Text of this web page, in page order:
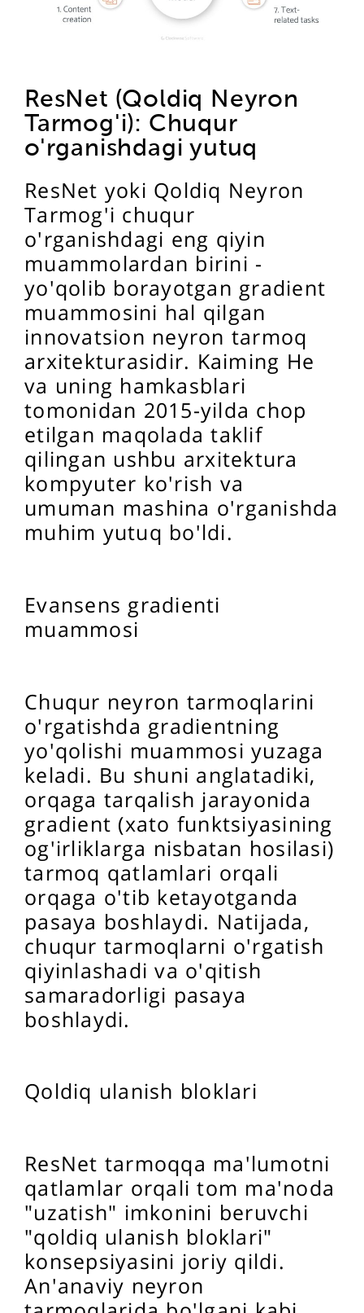
ResNet (Qoldiq Neyron
Tarmog'i): Chuqur
o'rganishdagi yutuq
ResNet yoki Qoldiq Neyron
Tarmog'i chuqur
o'rganishdagi eng qiyin
muammolardan birini -
yo'qolib borayotgan gradient
muammosini hal qilgan
innovatsion neyron tarmoq
arxitekturasidir. Kaiming He
va uning hamkasblari
tomonidan 2015-yilda chop
etilgan maqolada taklif
qilingan ushbu arxitektura
kompyuter ko'rish va
umuman mashina o'rganishda
muhim yutuq bo'ldi.
Evansens gradienti
muammosi
Chuqur neyron tarmoqlarini
o'rgatishda gradientning
yo'qolishi muammosi yuzaga
keladi. Bu shuni anglatadiki,
orqaga tarqalish jarayonida
gradient (xato funktsiyasining
og'irliklarga nisbatan hosilasi)
tarmoq qatlamlari orqali
orqaga o'tib ketayotganda
pasaya boshlaydi. Natijada,
chuqur tarmoqlarni o'rgatish
qiyinlashadi va o'qitish
samaradorligi pasaya
boshlaydi.
Qoldiq ulanish bloklari
ResNet tarmoqqa ma'lumotni
qatlamlar orqali tom ma'noda
"uzatish" imkonini beruvchi
"qoldiq ulanish bloklari"
konsepsiyasini joriy qildi.
An'anaviy neyron